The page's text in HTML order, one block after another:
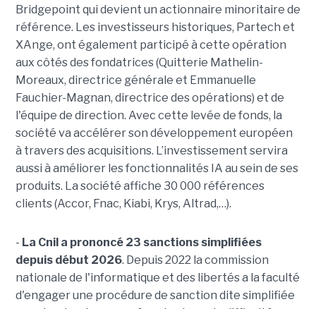
Bridgepoint qui devient un actionnaire minoritaire de
référence. Les investisseurs historiques, Partech et
XAnge, ont également participé à cette opération
aux côtés des fondatrices (Quitterie Mathelin-
Moreaux, directrice générale et Emmanuelle
Fauchier-Magnan, directrice des opérations) et de
l'équipe de direction. Avec cette levée de fonds, la
société va accélérer son développement européen
à travers des acquisitions. L’investissement servira
aussi à améliorer les fonctionnalités IA au sein de ses
produits. La société affiche 30 000 références
clients (Accor, Fnac, Kiabi, Krys, Altrad,…).
- La Cnil a prononcé 23 sanctions simplifiées
depuis début 2026. Depuis 2022 la commission
nationale de l'informatique et des libertés a la faculté
d'engager une procédure de sanction dite simplifiée